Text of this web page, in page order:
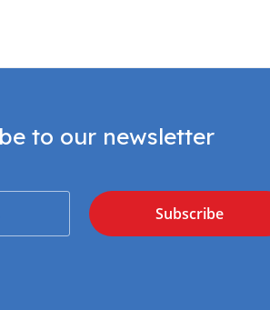
to our newsletter
Subscribe